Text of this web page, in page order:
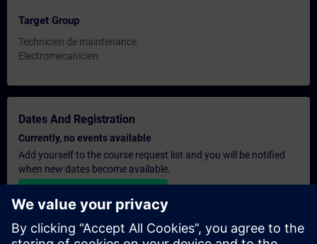
Target Group
Technicien de maintenance
Electromecanicien
Dates And Registration
Currently, no events available
Add yourself to the course request list and you will be notified
when new dates become available.